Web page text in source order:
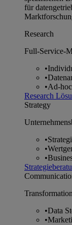
für
Research
Full-Service-
•
•
•Ad-
Research
Strategy
•
•
•
•Data
•